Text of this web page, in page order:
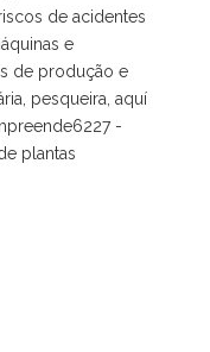
de acidentes
e
de produção e
pesqueira, aquí
-
plantas